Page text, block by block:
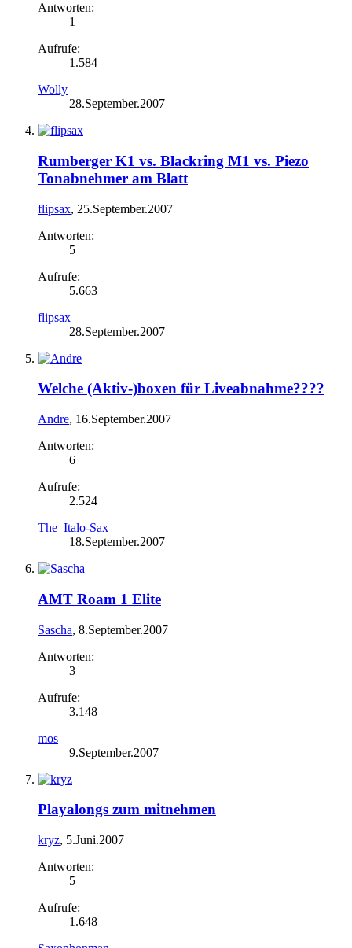
Antworten:
1
Aufrufe:
1.584
Wolly
28.September.2007
Rumberger K1 vs. Blackring M1 vs. Piezo
Tonabnehmer am Blatt
flipsax, 25.September.2007
Antworten:
5
Aufrufe:
5.663
flipsax
28.September.2007
Welche (Aktiv-)boxen für Liveabnahme????
Andre, 16.September.2007
Antworten:
6
Aufrufe:
2.524
The_Italo-Sax
18.September.2007
AMT Roam 1 Elite
Sascha, 8.September.2007
Antworten:
3
Aufrufe:
3.148
mos
9.September.2007
Playalongs zum mitnehmen
kryz, 5.Juni.2007
Antworten:
5
Aufrufe:
1.648